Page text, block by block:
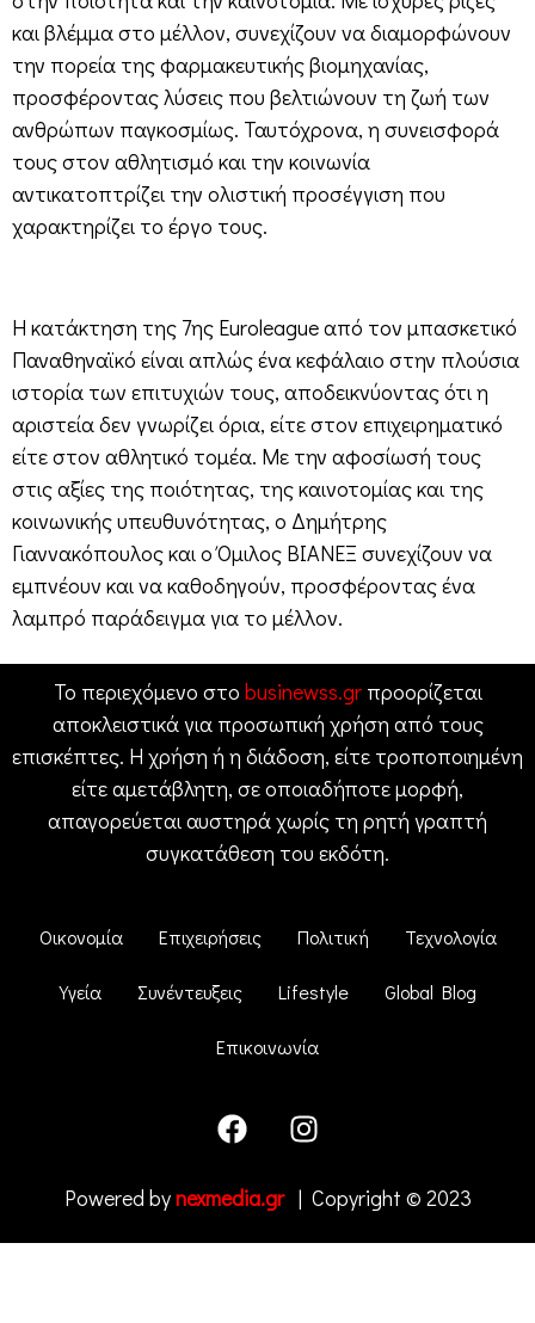
και βλέμμα στο μέλλον, συνεχίζουν να διαμορφώνουν
την πορεία της φαρμακευτικής βιομηχανίας,
προσφέροντας λύσεις που βελτιώνουν τη ζωή των
ανθρώπων παγκοσμίως. Ταυτόχρονα, η συνεισφορά
τους στον αθλητισμό και την κοινωνία
αντικατοπτρίζει την ολιστική προσέγγιση που
χαρακτηρίζει το έργο τους.
Η κατάκτηση της 7ης Euroleague από τον μπασκετικό
Παναθηναϊκό είναι απλώς ένα κεφάλαιο στην πλούσια
ιστορία των επιτυχιών τους, αποδεικνύοντας ότι η
αριστεία δεν γνωρίζει όρια, είτε στον επιχειρηματικό
είτε στον αθλητικό τομέα. Με την αφοσίωσή τους
στις αξίες της ποιότητας, της καινοτομίας και της
κοινωνικής υπευθυνότητας, ο Δημήτρης
Γιαννακόπουλος και ο Όμιλος ΒΙΑΝΕΞ συνεχίζουν να
εμπνέουν και να καθοδηγούν, προσφέροντας ένα
λαμπρό παράδειγμα για το μέλλον.
Το περιεχόμενο στο businewss.grπροορίζεται
αποκλειστικά για προσωπική χρήση από τους
επισκέπτες. Η χρήση ή η διάδοση, είτε τροποποιημένη
είτε αμετάβλητη, σε οποιαδήποτε μορφή,
απαγορεύεται αυστηρά χωρίς τη ρητή γραπτή
συγκατάθεση του εκδότη.
Οικονομία Επιχειρήσεις Πολιτική Τεχνολογία
Υγεία Συνέντευξεις Lifestyle Global Blog
Επικοινωνία
Powered bynexmedia.gr| Copyright © 2023